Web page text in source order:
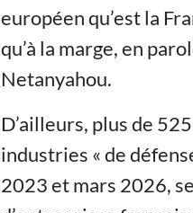
européen qu’est la
qu’à la marge, en
Netanyahou.
D’ailleurs, plus de
industries « de
2023 et mars 2026,